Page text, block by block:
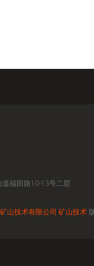
福田路10-13号二层
山技术有限公司 矿山技术